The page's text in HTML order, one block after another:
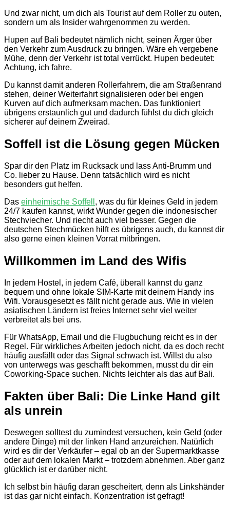
Und zwar nicht, um dich als Tourist auf dem Roller zu outen,
sondern um als Insider wahrgenommen zu werden.
Hupen auf Bali bedeutet nämlich nicht, seinen Ärger über
den Verkehr zum Ausdruck zu bringen. Wäre eh vergebene
Mühe, denn der Verkehr ist total verrückt. Hupen bedeutet:
Achtung, ich fahre.
Du kannst damit anderen Rollerfahrern, die am Straßenrand
stehen, deiner Weiterfahrt signalisieren oder bei engen
Kurven auf dich aufmerksam machen. Das funktioniert
übrigens erstaunlich gut und dadurch fühlst du dich gleich
sicherer auf deinem Zweirad.
Soffell ist die Lösung gegen Mücken
Spar dir den Platz im Rucksack und lass Anti-Brumm und
Co. lieber zu Hause. Denn tatsächlich wird es nicht
besonders gut helfen.
Das einheimische Soffell , was du für kleines Geld in jedem
24/7 kaufen kannst, wirkt Wunder gegen die indonesischer
Stechviecher. Und riecht auch viel besser. Gegen die
deutschen Stechmücken hilft es übrigens auch, du kannst dir
also gerne einen kleinen Vorrat mitbringen.
Willkommen im Land des Wifis
In jedem Hostel, in jedem Café, überall kannst du ganz
bequem und ohne lokale SIM-Karte mit deinem Handy ins
Wifi. Vorausgesetzt es fällt nicht gerade aus. Wie in vielen
asiatischen Ländern ist freies Internet sehr viel weiter
verbreitet als bei uns.
Für WhatsApp, Email und die Flugbuchung reicht es in der
Regel. Für wirkliches Arbeiten jedoch nicht, da es doch recht
häufig ausfällt oder das Signal schwach ist. Willst du also
von unterwegs was geschafft bekommen, musst du dir ein
Coworking-Space suchen. Nichts leichter als das auf Bali.
Fakten über Bali: Die Linke Hand gilt
als unrein
Deswegen solltest du zumindest versuchen, kein Geld (oder
andere Dinge) mit der linken Hand anzureichen. Natürlich
wird es dir der Verkäufer – egal ob an der Supermarktkasse
oder auf dem lokalen Markt – trotzdem abnehmen. Aber ganz
glücklich ist er darüber nicht.
Ich selbst bin häufig daran gescheitert, denn als Linkshänder
ist das gar nicht einfach. Konzentration ist gefragt!